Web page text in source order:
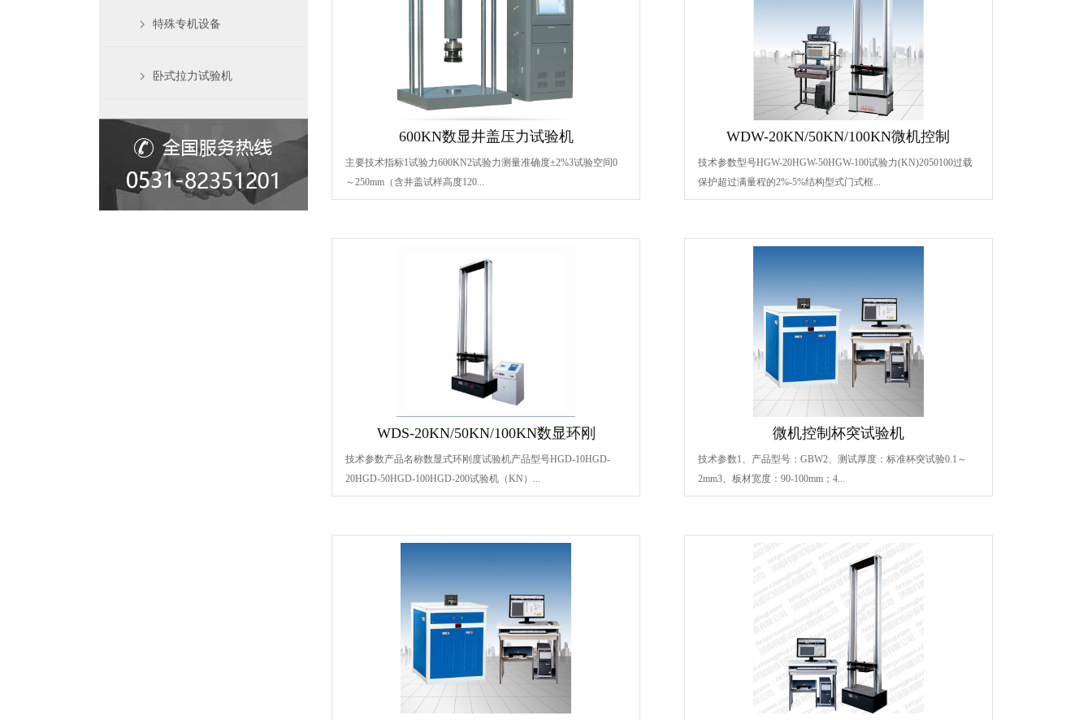
特殊专机设备
卧式拉力试验机
600KN数显井盖压力试验机
主要技术指标1试验力600KN2试验力测量准确度±2%3试验空间0
～250mm（含井盖试样高度120...
WDW-20KN/50KN/100KN微机控制
技术参数型号HGW-20HGW-50HGW-100试验力(KN)2050100过载
保护超过满量程的2%-5%结构型式门式框...
WDS-20KN/50KN/100KN数显环刚
技术参数产品名称数显式环刚度试验机产品型号HGD-10HGD-
20HGD-50HGD-100HGD-200试验机（KN）...
微机控制杯突试验机
技术参数1、产品型号：GBW2、测试厚度：标准杯突试验0.1～
2mm3、板材宽度：90-100mm；4...